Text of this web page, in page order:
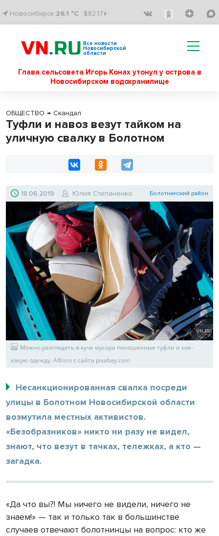
Новосибирск 26.1 °C $82.17↑
Все новости
Новосибирской
области
Глава сельсовета Игорь Конах утонул у острова в
Новосибирском водохранилище
ОБЩЕСТВО → Скандал
Туфли и навоз везут тайком на
уличную свалку в Болотном
18.06.2019 Юлия Степаненко Болотнинский район
Можно разглядеть в куче мусора поношенные туфли и кое-
какую одежду. АФото с сайта pixabay.com
Несанкционированная свалка посреди
улицы в Болотном Новосибирской области
возмутила местных активистов.
«Безобразников» никто ни разу не видел,
знают, что везут в тачках, тележках, а кто —
загадка.
«Да что вы?! Мы ничего не видели, ничего не
знаем!» — так и только так в большинстве
случаев отвечают болотнинцы на вопрос: кто же